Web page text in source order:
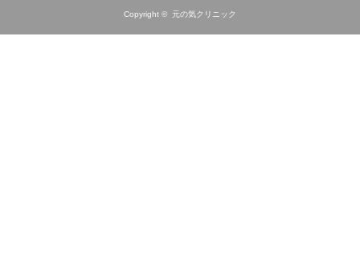
Copyright © 元の気クリニック